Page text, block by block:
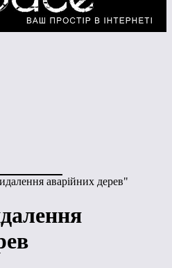
аварійних дерев"